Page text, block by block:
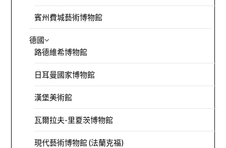
賓州費城藝術博物館
德國
路德維希博物館
日耳曼國家博物館
漢堡美術館
瓦爾拉夫-里夏茨博物館
現代藝術博物館 (法蘭克福)